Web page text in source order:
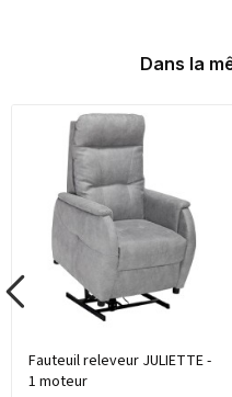
Dans la
Fauteuil releveur JULIETTE -
1 moteur